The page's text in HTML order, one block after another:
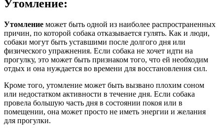
Утомление:
Утомление может быть одной из наиболее распространенных
причин, по которой собака отказывается гулять. Как и люди,
собаки могут быть уставшими после долгого дня или
физического упражнения. Если собака не хочет идти на
прогулку, это может быть признаком того, что ей необходим
отдых и она нуждается во времени для восстановления сил.
Кроме того, утомление может быть вызвано плохим соном
или недостатком активности в течение дня. Если собака
провела большую часть дня в состоянии покоя или в
помещении, она может просто не иметь энергии и желания
для прогулки.